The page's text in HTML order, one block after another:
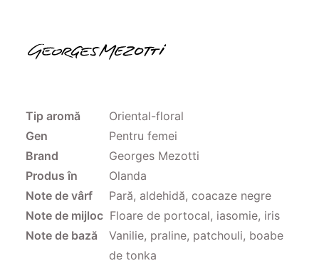
Tip aromă
Oriental-floral
Gen
Pentru femei
Brand
Georges Mezotti
Produs în
Olanda
Note de vârf
Pară, aldehidă, coacaze negre
Note de mijloc Floare de portocal, iasomie, iris
Note de bază
Vanilie, praline, patchouli, boabe
de tonka